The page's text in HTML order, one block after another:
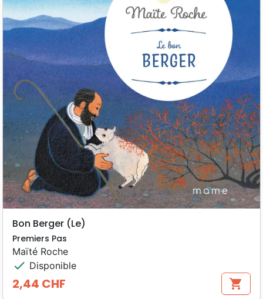
Bon Berger (Le)
Premiers Pas
Maïté Roche
check Disponible
Prix
2,44 CHF shopping_cart